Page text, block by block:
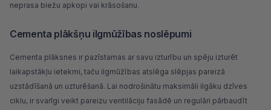
neprasa biežu apkopi vai krāsošanu.
Cementa plākšņu ilgmūžības noslēpumi
Cementa plāksnes ir pazīstamas ar savu izturību un spēju izturēt
laikapstākļu ietekmi, taču ilgmūžības atslēga slēpjas pareizā
uzstādīšanā un uzturēšanā. Lai nodrošinātu maksimāli ilgāku dzīves
ciklu, ir svarīgi veikt pareizu ventilāciju fasādē un regulāri pārbaudīt